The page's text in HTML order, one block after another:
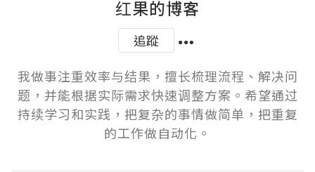
红果的博客
追蹤
我做事注重效率与结果，擅长梳理流程、解决问
题，并能根据实际需求快速调整方案。希望通过
持续学习和实践，把复杂的事情做简单，把重复